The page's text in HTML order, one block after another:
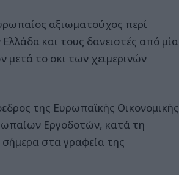
αξιωματούχος περί
και τους δανειστές από μία
μετά το σκι των χειμερινών
της Ευρωπαϊκής Οικονομικής
Εργοδοτών, κατά τη
στα γραφεία της